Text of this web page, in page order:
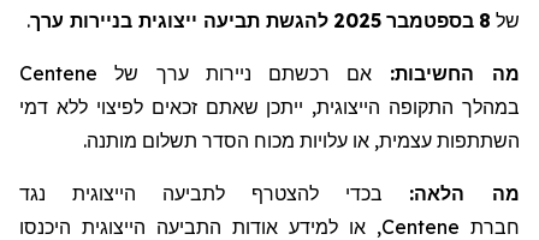
של 8 בספטמבר 2025 להגשת תביעה ייצוגית בניירות ערך.
מה החשיבות: אם רכשתם ניירות ערך של Centene
במהלך התקופה הייצוגית, ייתכן שאתם זכאים לפיצוי ללא דמי
השתתפות עצמית, או עלויות מכוח הסדר תשלום מותנה.
מה הלאה: בכדי להצטרף לתביעה הייצוגית נגד
חברת Centene, או למידע אודות התביעה הייצוגית היכנסו